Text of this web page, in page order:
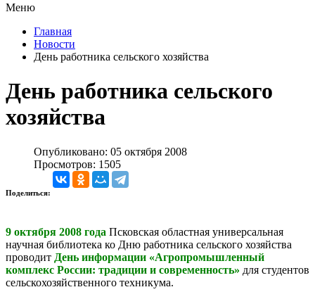
Меню
Главная
Новости
День работника сельского хозяйства
День работника сельского
хозяйства
Опубликовано: 05 октября 2008
Просмотров: 1505
Поделиться:
9 октября 2008 года Псковская областная универсальная
научная библиотека ко Дню работника сельского хозяйства
проводит День информации «Агропромышленный
комплекс России: традиции и современность» для студентов
сельскохозяйственного техникума.